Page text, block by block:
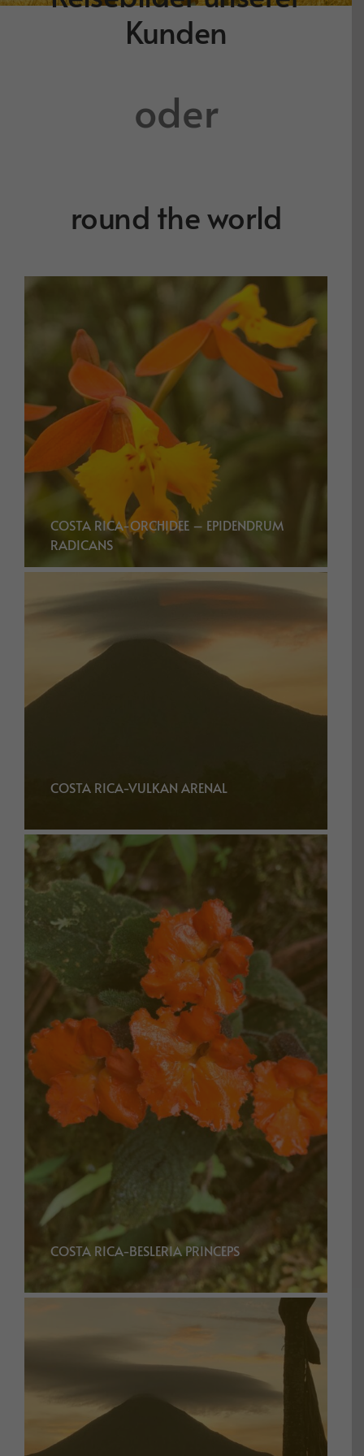
Kunden
oder
round the world
COSTA RICA-ORCHIDEE – EPIDENDRUM
RADICANS
COSTA RICA-VULKAN ARENAL
COSTA RICA-BESLERIA PRINCEPS